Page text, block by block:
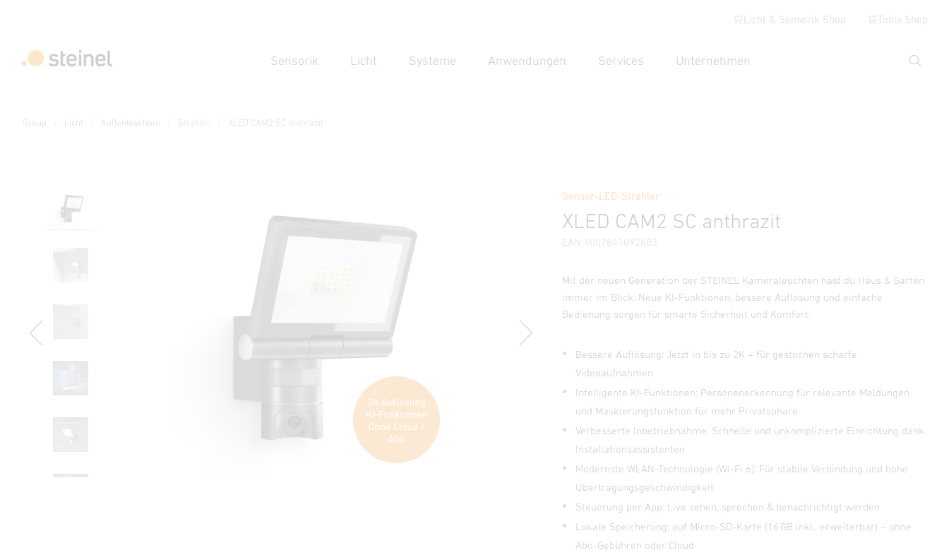
🛒Licht & Sensorik Shop 🛒Tools Shop
Sensorik Licht Systeme Anwendungen Services Unternehmen
Suche
Group Licht Außenleuchten Strahler XLED CAM2 SC anthrazit
Sensor-LED-Strahler
XLED CAM2 SC anthrazit
EAN 4007841092603
Mit der neuen Generation der STEINEL Kameraleuchten hast du Haus & Garten
immer im Blick. Neue KI-Funktionen, bessere Auflösung und einfache
Bedienung sorgen für smarte Sicherheit und Komfort.
Bessere Auflösung: Jetzt in bis zu 2K – für gestochen scharfe
Videoaufnahmen
Intelligente KI-Funktionen: Personenerkennung für relevante Meldungen
und Maskierungsfunktion für mehr Privatsphäre
Verbesserte Inbetriebnahme: Schnelle und unkomplizierte Einrichtung dank
Installationsassistenten
Modernste WLAN-Technologie (Wi-Fi 6): Für stabile Verbindung und hohe
Übertragungsgeschwindigkeit
Steuerung per App: Live sehen, sprechen & benachrichtigt werden
Lokale Speicherung: auf Micro-SD-Karte (16 GB inkl., erweiterbar) – ohne
Abo-Gebühren oder Cloud
Eigenschaften Herstellerinformationen